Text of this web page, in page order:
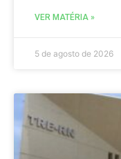
VER MATÉRIA »
5 de agosto de 2026